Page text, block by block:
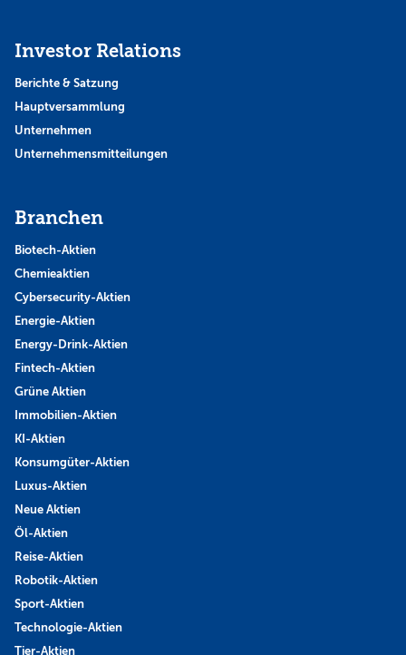
Investor Relations
Berichte & Satzung
Hauptversammlung
Unternehmen
Unternehmensmitteilungen
Branchen
Biotech-Aktien
Chemieaktien
Cybersecurity-Aktien
Energie-Aktien
Energy-Drink-Aktien
Fintech-Aktien
Grüne Aktien
Immobilien-Aktien
KI-Aktien
Konsumgüter-Aktien
Luxus-Aktien
Neue Aktien
Öl-Aktien
Reise-Aktien
Robotik-Aktien
Sport-Aktien
Technologie-Aktien
Tier-Aktien